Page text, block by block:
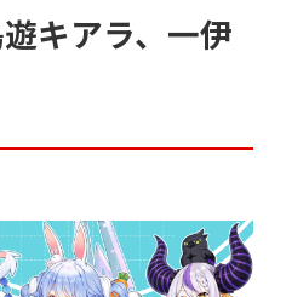
キアラ、一伊